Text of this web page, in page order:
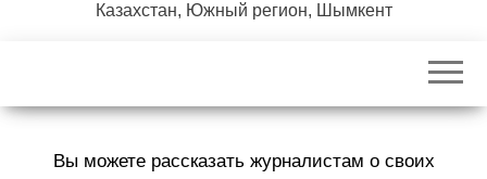
к
р
Казахстан, Южный регион, Шымкент
Вы можете рассказать журналистам о своих